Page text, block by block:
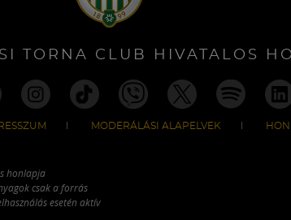
TORNA CLUB HIVATALOS
MODERÁLÁSI ALAPELVEK
honlapja
csak a forrás
esetén aktív